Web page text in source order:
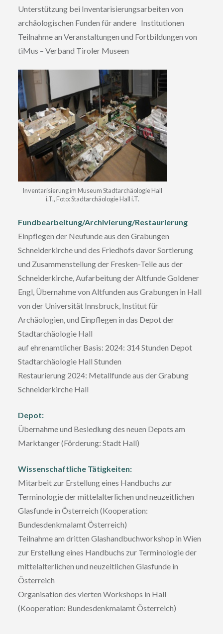
Unterstützung bei Inventarisierungsarbeiten von
archäologischen Funden für andere Institutionen
Teilnahme an Veranstaltungen und Fortbildungen von
tiMus – Verband Tiroler Museen
Inventarisierung im Museum Stadtarchäologie Hall
i.T., Foto: Stadtarchäologie Hall i.T.
Fundbearbeitung/Archivierung/Restaurierung
Einpflegen der Neufunde aus den Grabungen
Schneiderkirche und des Friedhofs davor Sortierung
und Zusammenstellung der Fresken-Teile aus der
Schneiderkirche, Aufarbeitung der Altfunde Goldener
Engl, Übernahme von Altfunden aus Grabungen in Hall
von der Universität Innsbruck, Institut für
Archäologien, und Einpflegen in das Depot der
Stadtarchäologie Hall
auf ehrenamtlicher Basis: 2024: 314 Stunden Depot
Stadtarchäologie Hall Stunden
Restaurierung 2024: Metallfunde aus der Grabung
Schneiderkirche Hall
Depot:
Übernahme und Besiedlung des neuen Depots am
Marktanger (Förderung: Stadt Hall)
Wissenschaftliche Tätigkeiten:
Mitarbeit zur Erstellung eines Handbuchs zur
Terminologie der mittelalterlichen und neuzeitlichen
Glasfunde in Österreich (Kooperation:
Bundesdenkmalamt Österreich)
Teilnahme am dritten Glashandbuchworkshop in Wien
zur Erstellung eines Handbuchs zur Terminologie der
mittelalterlichen und neuzeitlichen Glasfunde in
Österreich
Organisation des vierten Workshops in Hall
(Kooperation: Bundesdenkmalamt Österreich)